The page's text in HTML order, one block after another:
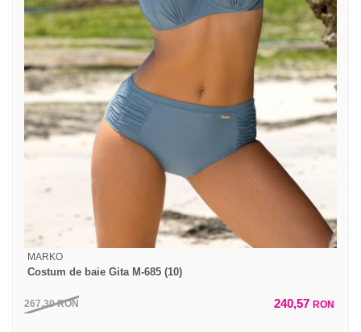
MARKO
Costum de baie Gita M-685 (10)
267,30RON 240,57 RON